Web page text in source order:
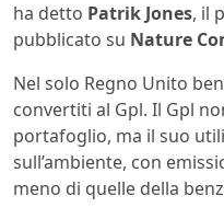
ha detto Patrik Jones, il
pubblicato su Nature
Nel solo Regno Unito
convertiti al Gpl. Il Gpl
portafoglio, ma il suo
sull’ambiente, con
meno di quelle della